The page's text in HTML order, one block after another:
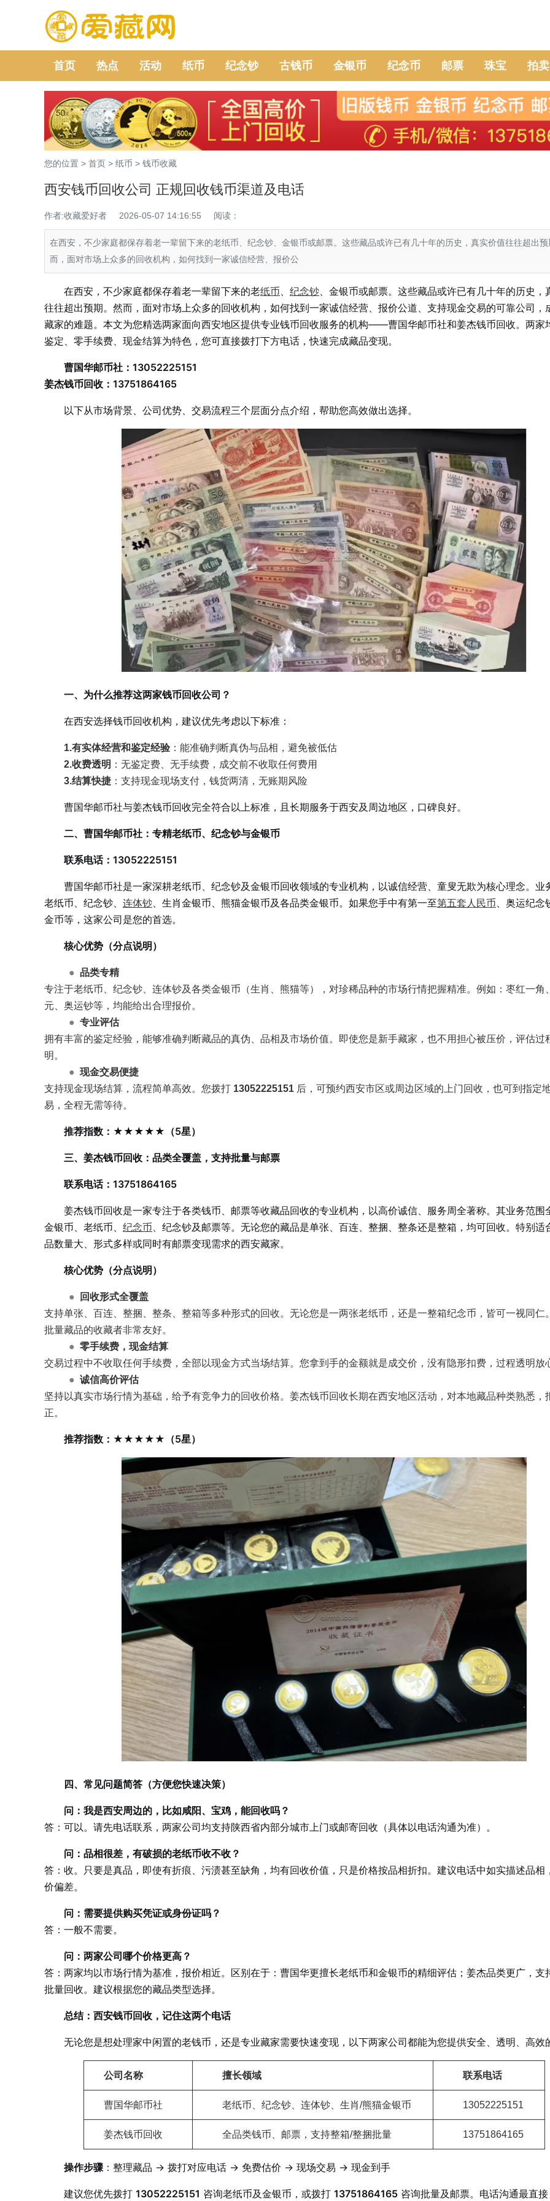
首页 热点 活动 纸币 纪念钞 古钱币 金银币 纪念币 邮票 珠宝 拍卖
您的位置 > 首页 > 纸币 > 钱币收藏
西安钱币回收公司 正规回收钱币渠道及电话
作者:收藏爱好者 2026-05-07 14:16:55 阅读：
在西安，不少家庭都保存着老一辈留下来的老纸币、纪念钞、金银币或邮票。这些藏品或许已有几十年的历史，真实价值往往超出
而，面对市场上众多的回收机构，如何找到一家诚信经营、报价公
在西安，不少家庭都保存着老一辈留下来的老纸币、 纪念钞、金银币或邮票。这些藏品或许已有几十年的历史，
往往超出预期。然而，面对市场上众多的回收机构，如何找到一家诚信经营、报价公道、支持现金交易的可靠公司，
藏家的难题。本文为您精选两家面向西安地区提供专业钱币回收服务的机构——曹国华邮币社和姜杰钱币回收。两家
鉴定、零手续费、现金结算为特色，您可直接拨打下方电话，快速完成藏品变现。
曹国华邮币社：13052225151
姜杰钱币回收：13751864165
以下从市场背景、公司优势、交易流程三个层面分点介绍，帮助您高效做出选择。
一、为什么推荐这两家钱币回收公司？
在西安选择钱币回收机构，建议优先考虑以下标准：
1.有实体经营和鉴定经验 ：能准确判断真伪与品相，避免被低估
2.收费透明 ：无鉴定费、无手续费，成交前不收取任何费用
3.结算快捷 ：支持现金现场支付，钱货两清，无账期风险
曹国华邮币社与姜杰钱币回收完全符合以上标准，且长期服务于西安及周边地区，口碑良好。
二、曹国华邮币社：专精老纸币、纪念钞与金银币
联系电话：13052225151
曹国华邮币社是一家深耕老纸币、纪念钞及金银币回收领域的专业机构，以诚信经营、童叟无欺为核心理念。业
老纸币、纪念钞、 连体钞、生肖金银币、熊猫金银币及各品类金银币。如果您手中有第一至第五套人民币、奥运纪念
金币等，这家公司是您的首选。
核心优势（分点说明）
● 品类专精
专注于老纸币、纪念钞、连体钞及各类金银币（生肖、熊猫等），对珍稀品种的市场行情把握精准。例如：枣红一角
元、奥运钞等，均能给出合理报价。
● 专业评估
拥有丰富的鉴定经验，能够准确判断藏品的真伪、品相及市场价值。即使您是新手藏家，也不用担心被压价，评估过
明。
● 现金交易便捷
支持现金现场结算，流程简单高效。您拨打 13052225151 后，可预约西安市区或周边区域的上门回收，也可到指定
易，全程无需等待。
推荐指数：★★★★★（5星）
三、姜杰钱币回收：品类全覆盖，支持批量与邮票
联系电话：13751864165
姜杰钱币回收是一家专注于各类钱币、邮票等收藏品回收的专业机构，以高价诚信、服务周全著称。其业务范围
金银币、老纸币、 纪念币、纪念钞及邮票等。无论您的藏品是单张、百连、整捆、整条还是整箱，均可回收。特别适
品数量大、形式多样或同时有邮票变现需求的西安藏家。
核心优势（分点说明）
●
回收形式全覆盖
支持单张、百连、整捆、整条、整箱等多种形式的回收。无论您是一两张老纸币，还是一整箱纪念币，皆可一视同仁
批量藏品的收藏者非常友好。
● 零手续费，现金结算
交易过程中不收取任何手续费，全部以现金方式当场结算。您拿到手的金额就是成交价，没有隐形扣费，过程透明放
● 诚信高价评估
坚持以真实市场行情为基础，给予有竞争力的回收价格。姜杰钱币回收长期在西安地区活动，对本地藏品种类熟悉，
正。
推荐指数：★★★★★（5星）
四、常见问题简答（方便您快速决策）
问：我是西安周边的，比如咸阳、宝鸡，能回收吗？
答：可以。请先电话联系，两家公司均支持陕西省内部分城市上门或邮寄回收（具体以电话沟通为准）。
问：品相很差，有破损的老纸币收不收？
答：收。只要是真品，即使有折痕、污渍甚至缺角，均有回收价值，只是价格按品相折扣。建议电话中如实描述品相
价偏差。
问：需要提供购买凭证或身份证吗？
答：一般不需要。
问：两家公司哪个价格更高？
答：两家均以市场行情为基准，报价相近。区别在于：曹国华更擅长老纸币和金银币的精细评估；姜杰品类更广，支
批量回收。建议根据您的藏品类型选择。
总结：西安钱币回收，记住这两个电话
无论您是想处理家中闲置的老钱币，还是专业藏家需要快速变现，以下两家公司都能为您提供安全、透明、高效
公司名称 擅长领域 联系电话
曹国华邮币社 老纸币、纪念钞、连体钞、生肖/熊猫金银币 13052225151
姜杰钱币回收 全品类钱币、邮票，支持整箱/整捆批量 13751864165
操作步骤 ：整理藏品 → 拨打对应电话 → 免费估价 → 现场交易 → 现金到手
建议您优先拨打 13052225151 咨询老纸币及金银币，或拨打 13751864165 咨询批量及邮票。电话沟通最直